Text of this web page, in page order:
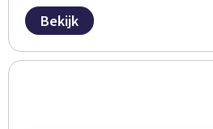
Bekijk